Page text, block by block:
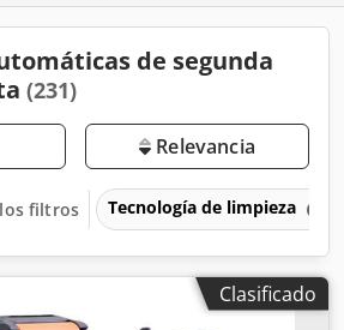
de segunda
(231)
Relevancia
filtros Tecnología de limpieza
Clasificado